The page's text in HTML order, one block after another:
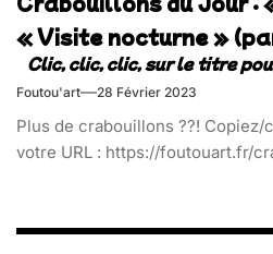
« Visite nocturne »
Foutou'art 28 Février 2023
Plus de crabouillons ??!
votre URL : https://foutouart.fr/